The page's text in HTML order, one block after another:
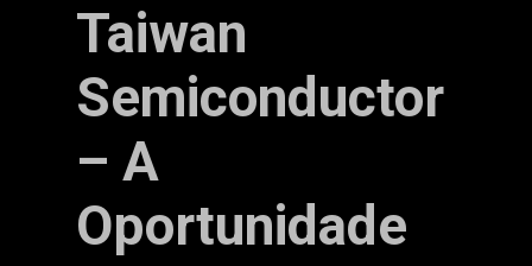
Taiwan
Semiconductor
– A
Oportunidade